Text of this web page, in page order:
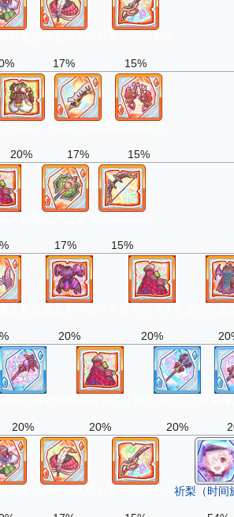
17% 15%
20% 17% 15%
17% 15%
20% 20%
20% 20% 20%
祈梨（时间